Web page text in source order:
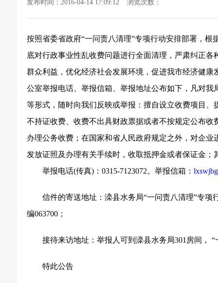
发布时间：2016-04-14 17:09:12 浏览次数：
按照省委省政府“一问责八清理”专项行动安排部署，
底对行政事业性乱收费问题进行全面清理，严肃纠正
群众利益，优化经济社会发展环境，促进我市经济健
公室举报电话、举报信箱、举报地址公布如下，凡对
等形式，随时向我们反映或举报：擅自设立收费项目
不持证收费、收费不出具财政票据或者不按规定公布
办理公务收费；在国家和省人民政府规定之外，对企
发放证照及办理有关手续时，收取抵押金或者保证金
举报电话(传真) ： 0315-7123072。举报信箱：
信件的寄送地址：滦县水务局“一问责八清理”专
编063700 ；
接待来访地址：举报人可到滦县水务局301 房间，
特此公告